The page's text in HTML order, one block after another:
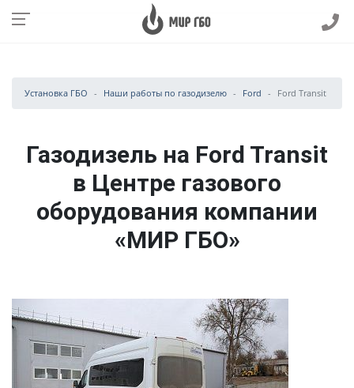
Установка ГБО Наши работы по газодизелю Ford Ford Transit
Газодизель на Ford Transit
в Центре газового
оборудования компании
«МИР ГБО»